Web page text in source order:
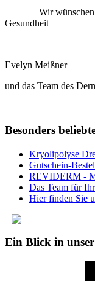
Wir
Gesundheit
Evelyn Meißner
und das Team des
Besonders
Kryolipolyse
Gutschein-
REVIDERM -
Das Team für
Hier finden Sie
Ein Blick in